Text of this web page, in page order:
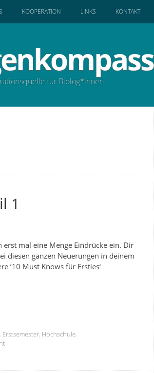
KOOPERATION LINKS KONTAKT
für Biolog*innen
1
mal eine Menge Eindrücke ein. Dir
diesen ganzen Neuerungen in deinem
’10 Must Knows für Ersties‘
, Erstsemester, Hochschule,